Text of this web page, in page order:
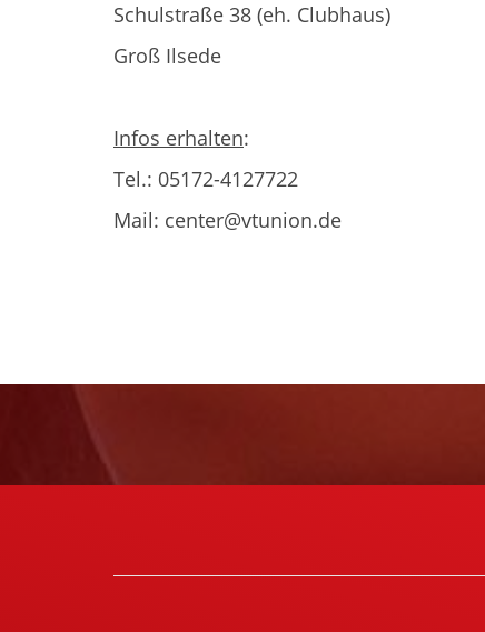
Schulstraße 38 (eh. Clubhaus)
Groß Ilsede
Infos erhalten:
Tel.: 05172-4127722
Mail: center@vtunion.de